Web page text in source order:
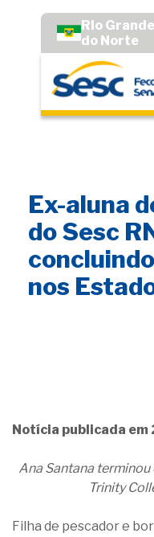
Rio Grande
do Norte
Ex-aluna
do Sesc
nos
Notícia publicada
Ana Santana
Trinity
Filha de pescador e